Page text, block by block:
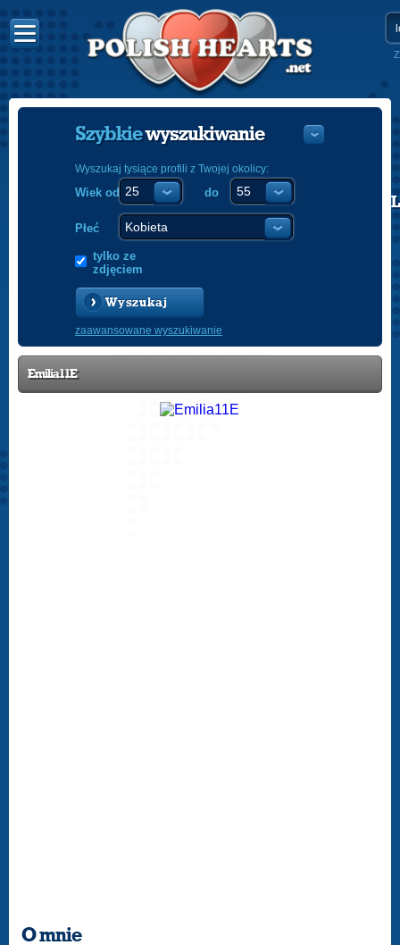
POLISH
Szybkiewyszukiwanie
Wyszukaj tysiące profili z Twojej okolicy:
Wiek od do
Płeć
tylko ze
zdjęciem
Wyszukaj
zaawansowane wyszukiwanie
Emilia11E
O mnie